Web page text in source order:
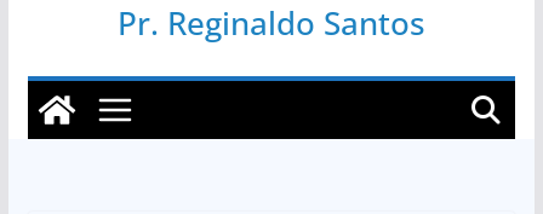
Pr. Reginaldo Santos